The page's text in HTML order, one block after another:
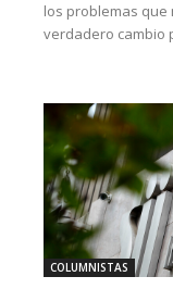
los problemas que
verdadero cambio
COLUMNISTAS